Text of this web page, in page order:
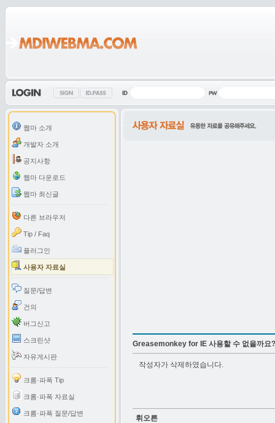
웹마 소개
개발자 소개
공지사항
웹마 다운로드
웹마 최신글
다른 브라우저
Tip / Faq
플러그인
사용자 자료실
질문/답변
건의
버그신고
스크린샷
자유게시판
크롬·파폭 Tip
크롬·파폭 자료실
크롬·파폭 질문/답변
Greasemonkey for IE 사용할 수 없을까요?
작성자가 삭제하였습니다.
휘오른